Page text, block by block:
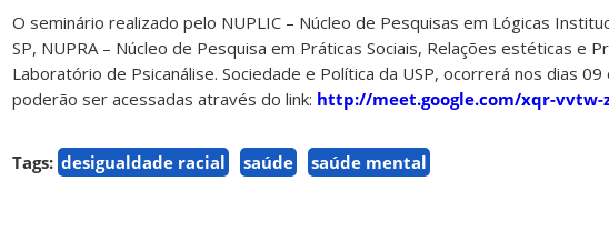
O seminário realizado pelo NUPLIC – Núcleo de Pesquisas em Lógicas
SP, NUPRA – Núcleo de Pesquisa em Práticas Sociais, Relações estéticas e
Laboratório de Psicanálise. Sociedade e Política da USP, ocorrerá nos dias
poderão ser acessadas através do link: http://meet.google.com/xqr-vvtw-
Tags: desigualdade racial saúde saúde mental